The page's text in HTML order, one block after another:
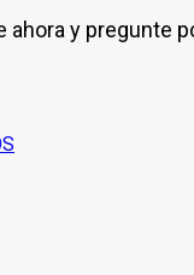
ahora y pregunte